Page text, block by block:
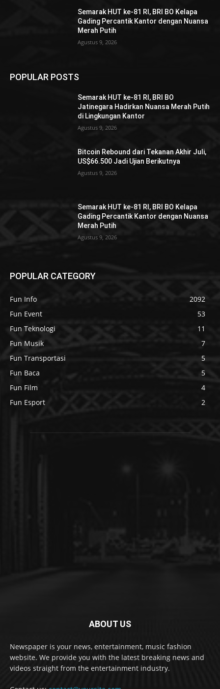
Semarak HUT ke-81 RI, BRI BO Kelapa
Gading Percantik Kantor dengan Nuansa
Merah Putih
Agustus 9, 2026
POPULAR POSTS
Semarak HUT ke-81 RI, BRI BO
Jatinegara Hadirkan Nuansa Merah Putih
di Lingkungan Kantor
Agustus 9, 2026
Bitcoin Rebound dari Tekanan Akhir Juli,
US$66.500 Jadi Ujian Berikutnya
Agustus 9, 2026
Semarak HUT ke-81 RI, BRI BO Kelapa
Gading Percantik Kantor dengan Nuansa
Merah Putih
Agustus 9, 2026
POPULAR CATEGORY
Fun Info
2092
Fun Event
53
Fun Teknologi
11
Fun Musik
7
Fun Transportasi
5
Fun Baca
5
Fun Film
4
Fun Esport
2
ABOUT US
Newspaper is your news, entertainment, music fashion
website. We provide you with the latest breaking news and
videos straight from the entertainment industry.